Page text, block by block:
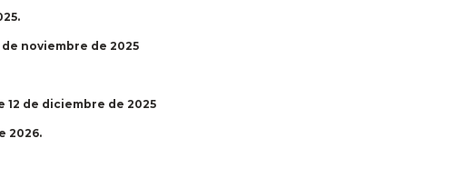
de noviembre de 2025
12 de diciembre de 2025
2026.